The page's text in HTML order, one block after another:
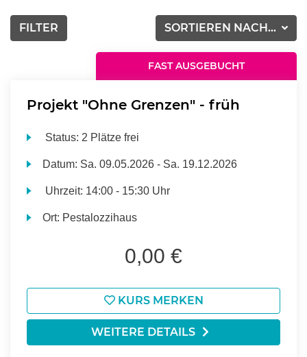
SORTIEREN NACH...
FILTER
FAST AUSGEBUCHT
Projekt "Ohne Grenzen" - früh
Status: 2 Plätze frei
Datum: Sa. 09.05.2026 - Sa. 19.12.2026
Uhrzeit: 14:00 - 15:30 Uhr
Ort: Pestalozzihaus
0,00 €
KURS MERKEN
WEITERE DETAILS